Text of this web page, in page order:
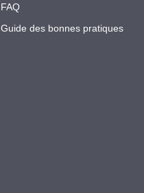
FAQ
Guide des bonnes pratiques